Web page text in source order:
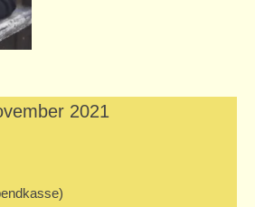
(abgesagt)
Märchentage 2020
2021